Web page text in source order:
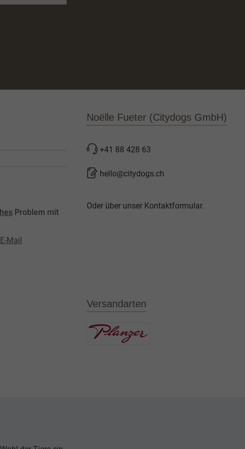
Problem mit
Mail
Noëlle Fueter (Citydogs GmbH)
+41 88 428 63
hello@citydogs.ch
Oder über unser Kontaktformular.
Versandarten